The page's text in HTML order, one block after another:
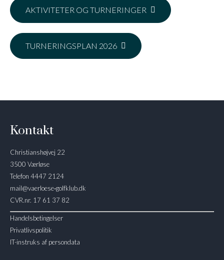
AKTIVITETER OG TURNERINGER
TURNERINGSPLAN 2026
Kontakt
Christianshøjvej 22
3500 Værløse
Telefon 4447 2124
mail@vaerloese‑golfklub.dk
CVR.nr. 17 61 37 82
Handelsbetingelser
Privatlivspolitik
IT-instruks af persondata